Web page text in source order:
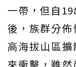
一帶，但自
後，族群分
高海拔山區
來衝擊，雖